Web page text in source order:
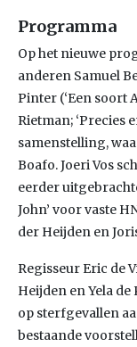
Programma
Op het nieuwe
anderen Samuel
Pinter (‘Een soort
Rietman; ‘Precies
samenstelling,
Boafo. Joeri Vos
eerder
John’ voor vaste
der Heijden en
Regisseur Eric de
Heijden en Yela
op sterfgevallen
bestaande